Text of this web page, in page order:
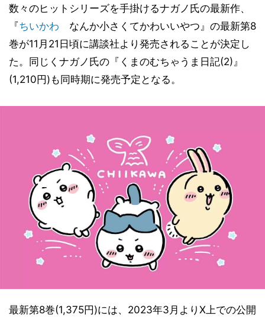
数々のヒットシリーズを手掛けるナガノ氏の最新作、
『ちいかわ なんか小さくてかわいいやつ』の最新第8
巻が11月21日頃に講談社より発売されることが決定し
た。同じくナガノ氏の『くまのむちゃうま日記(2)』
(1,210円)も同時期に発売予定となる。
最新第8巻(1,375円)には、2023年3月よりX上での公開